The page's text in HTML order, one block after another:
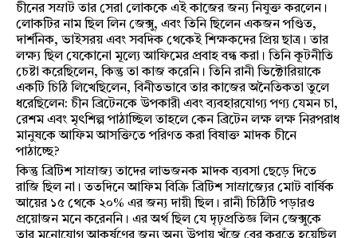
চীনের সম্রাট তার সেরা লোককে এই কাজের জন্য নিযুক্ত করলেন।
লোকটির নাম ছিল লিন জেক্সু, এবং তিনি ছিলেন একজন পণ্ডিত,
দার্শনিক, ভাইসরয় এবং সবদিক থেকেই শিক্ষকদের প্রিয় ছাত্র। তার
লক্ষ্য ছিল যেকোনো মূল্যে আফিমের প্রবাহ বন্ধ করা। তিনি কূটনীতি
চেষ্টা করেছিলেন, কিন্তু তা কাজ করেনি। তিনি রানী ভিক্টোরিয়াকে
একটি চিঠি লিখেছিলেন, বিনীতভাবে তার কাজের অনৈতিকতা তুলে
ধরেছিলেন: চীন ব্রিটেনকে উপকারী এবং ব্যবহারযোগ্য পণ্য যেমন চা,
রেশম এবং মৃৎশিল্প পাঠাচ্ছিল তাহলে কেন ব্রিটেন লক্ষ লক্ষ নিরপরাধ
মানুষকে আফিম আসক্তিতে পরিণত করা বিষাক্ত মাদক চীনে
পাঠাচ্ছে?
কিন্তু ব্রিটিশ সাম্রাজ্য তাদের লাভজনক মাদক ব্যবসা ছেড়ে দিতে
রাজি ছিল না। ততদিনে আফিম বিক্রি ব্রিটিশ সাম্রাজ্যের মোট বার্ষিক
আয়ের ১৫ থেকে ২০% এর জন্য দায়ী ছিল। রানী চিঠিটি পড়ারও
প্রয়োজন মনে করেননি। এর অর্থ ছিল যে দৃঢ়প্রতিজ্ঞ লিন জেক্সুকে